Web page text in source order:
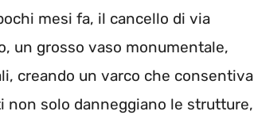
mesi fa, il cancello di via
un grosso vaso monumentale,
creando un varco che consentiva
non solo danneggiano le strutture,